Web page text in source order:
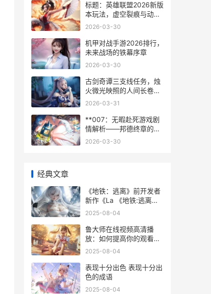
标题：英雄联盟2026新版
本玩法，虚空裂痕与动态
战场革新
2026-03-30
机甲对战手游2026排行，
未来战场的铁幕序章
2026-03-30
古剑奇谭三支线任务，烛
火微光映照的人间长卷副
标题
2026-03-31
**007：无暇赴死游戏剧
情解析——邦德终章的游
戏化演绎**
2026-03-30
经典文章
《地铁：逃离》前开发者
新作《La 《地铁:逃离》
百度百科
2025-08-04
鲁大师在线视频高清播
放：如何提高你的观看尝
试 鲁大师在线视频在线观
2025-08-04
表现十分出色 表现十分出
色的成语
2025-08-04